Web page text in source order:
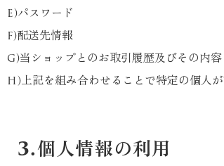
e)パスワード
f)配送先情報
g)当ショップとのお取引履歴及びその内容
h)上記を組み合わせることで特定の個人
3.個人情報の利用